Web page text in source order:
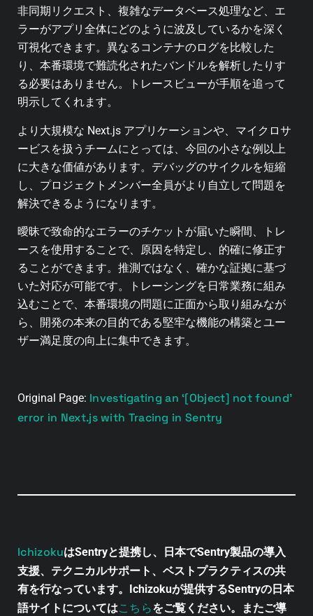
非同期リクエスト、複雑なデータベース処理など、エ
ラーがアプリ全体にどのように波及しているかを深く
可視化できます。異なるコンテナのログを比較した
り、本番環境で難読化されたバンドルを解析したりす
る必要はありません。トレースビューが手順を追って
明示してくれます。
より大規模な Next.js アプリケーションや、マイクロサ
ービスを扱うチームにとっては、今回の小さな例以上
に大きな価値があります。デバッグのサイクルを短縮
し、プロジェクトメンバー全員がより自立して問題を
解決できるようになります。
曖昧で致命的なエラーのチケットが届いた瞬間、トレ
ースを使用することで、原因を特定し、的確に修正す
ることができます。推測ではなく、確かな証拠に基づ
いた対応が可能です。トレーシングを日常業務に組み
込むことで、本番環境の問題に正面から取り組みなが
ら、開発の本来の目的である堅牢な機能の構築とユー
ザー満足度の向上に集中できます。
Original Page: Investigating an ‘[Object] not found’
error in Next.js with Tracing in Sentry
IchizokuはSentryと提携し、日本でSentry製品の導入
支援、テクニカルサポート、ベストプラクティスの共
有を行なっています。Ichizokuが提供するSentryの日本
語サイトについてはこちらをご覧ください。またご導